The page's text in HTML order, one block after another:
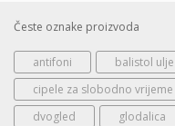
Česte oznake proizvoda
antifoni balistol ulje
cipele za slobodno vrijeme
dvogled
glodalica